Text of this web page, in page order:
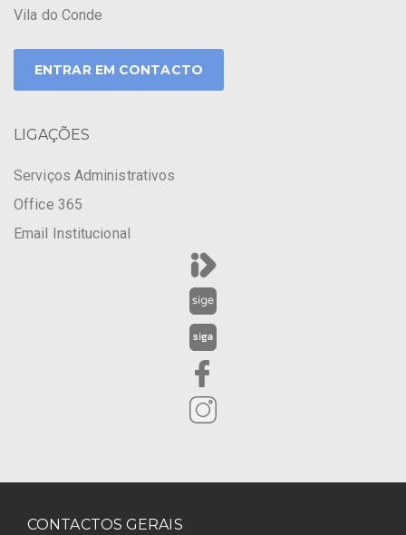
Vila do Conde
ENTRAR EM CONTACTO
LIGAÇÕES
Serviços Administrativos
Office 365
Email Institucional
CONTACTOS GERAIS